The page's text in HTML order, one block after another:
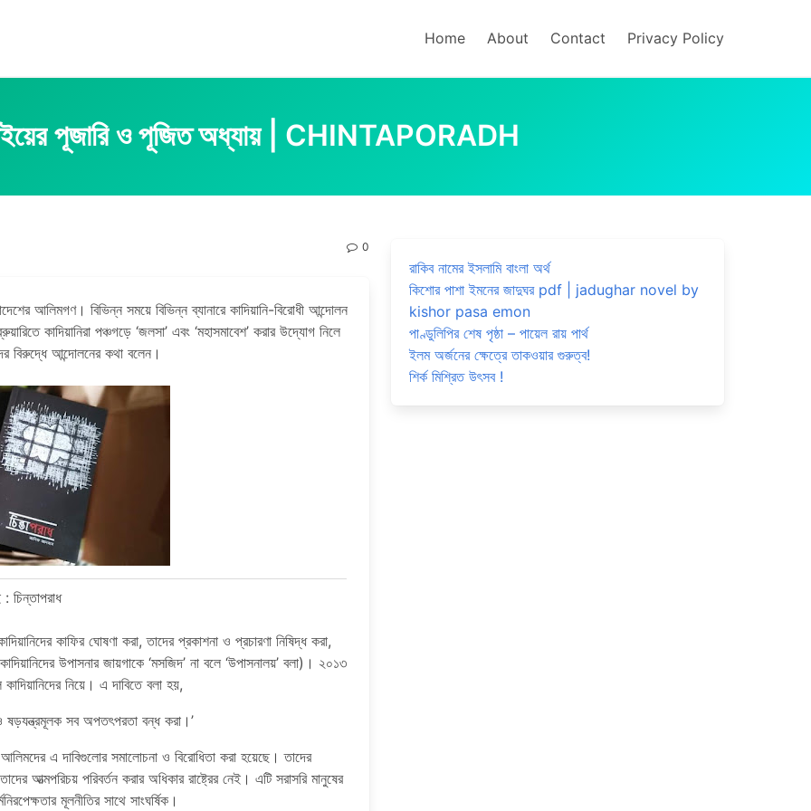
Home About Contact Privacy Policy
বইয়ের পূজারি ও পূজিত অধ্যায় | CHINTAPORADH
0
আলিমগণ। বিভিন্ন সময়ে বিভিন্ন ব্যানারে কাদিয়ানি-বিরোধী আন্দোলন
কাদিয়ানিরা পঞ্চগড়ে ‘জলসা’ এবং ‘মহাসমাবেশ’ করার উদ্যোগ নিলে
বিরুদ্ধে আন্দোলনের কথা বলেন।
: চিন্তাপরাধ
কাফির ঘোষণা করা, তাদের প্রকাশনা ও প্রচারণা নিষিদ্ধ করা,
উপাসনার জায়গাকে ‘মসজিদ’ না বলে ‘উপাসনালয়’ বলা)। ২০১৩
নিয়ে। এ দাবিতে বলা হয়,
ও ষড়যন্ত্রমূলক সব অপতৎপরতা বন্ধ করা।’
এ দাবিগুলোর সমালোচনা ও বিরোধিতা করা হয়েছে। তাদের
আত্মপরিচয় পরিবর্তন করার অধিকার রাষ্ট্রের নেই। এটি সরাসরি মানুষের
মূলনীতির সাথে সাংঘর্ষিক।
রাকিব নামের ইসলামি বাংলা অর্থ
কিশোর পাশা ইমনের জাদুঘর pdf | jadughar novel by
kishor pasa emon
পাণ্ডুলিপির শেষ পৃষ্ঠা – পায়েল রায় পার্থ
ইলম অর্জনের ক্ষেত্রে তাকওয়ার গুরুত্ব!
শির্ক মিশ্রিত উৎসব !